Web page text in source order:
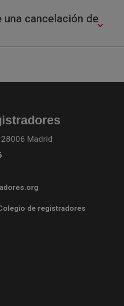
una cancelación de
Madrid
de registradores
(abre en ventana nueva)
twitter (abre en ventana nueva)